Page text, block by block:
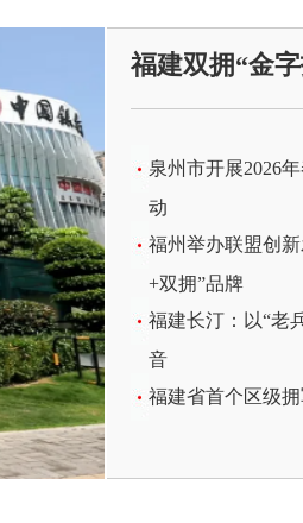
福建双拥“金
泉州市开展2026
动
福州举办联盟创
+双拥”品牌
福建长汀：以“老
音
福建省首个区级